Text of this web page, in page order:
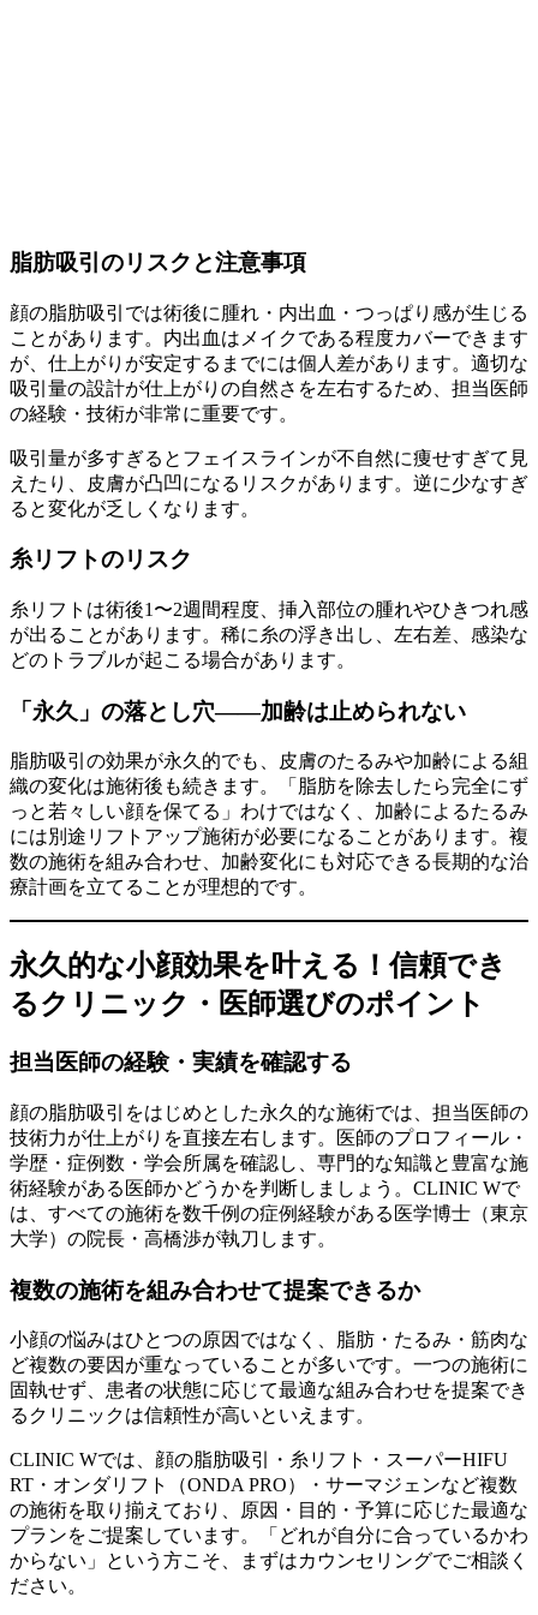
脂肪吸引のリスクと注意事項
顔の脂肪吸引では術後に腫れ・内出血・つっぱり感が生じる
ことがあります。内出血はメイクである程度カバーできます
が、仕上がりが安定するまでには個人差があります。適切な
吸引量の設計が仕上がりの自然さを左右するため、担当医師
の経験・技術が非常に重要です。
吸引量が多すぎるとフェイスラインが不自然に痩せすぎて見
えたり、皮膚が凸凹になるリスクがあります。逆に少なすぎ
ると変化が乏しくなります。
糸リフトのリスク
糸リフトは術後1〜2週間程度、挿入部位の腫れやひきつれ感
が出ることがあります。稀に糸の浮き出し、左右差、感染な
どのトラブルが起こる場合があります。
「永久」の落とし穴——加齢は止められない
脂肪吸引の効果が永久的でも、皮膚のたるみや加齢による組
織の変化は施術後も続きます。「脂肪を除去したら完全にず
っと若々しい顔を保てる」わけではなく、加齢によるたるみ
には別途リフトアップ施術が必要になることがあります。複
数の施術を組み合わせ、加齢変化にも対応できる長期的な治
療計画を立てることが理想的です。
永久的な小顔効果を叶える！信頼でき
るクリニック・医師選びのポイント
担当医師の経験・実績を確認する
顔の脂肪吸引をはじめとした永久的な施術では、担当医師の
技術力が仕上がりを直接左右します。医師のプロフィール・
学歴・症例数・学会所属を確認し、専門的な知識と豊富な施
術経験がある医師かどうかを判断しましょう。CLINIC Wで
は、すべての施術を数千例の症例経験がある医学博士（東京
大学）の院長・高橋渉が執刀します。
複数の施術を組み合わせて提案できるか
小顔の悩みはひとつの原因ではなく、脂肪・たるみ・筋肉な
ど複数の要因が重なっていることが多いです。一つの施術に
固執せず、患者の状態に応じて最適な組み合わせを提案でき
るクリニックは信頼性が高いといえます。
CLINIC Wでは、顔の脂肪吸引・糸リフト・スーパーHIFU
RT・オンダリフト（ONDA PRO）・サーマジェンなど複数
の施術を取り揃えており、原因・目的・予算に応じた最適な
プランをご提案しています。「どれが自分に合っているかわ
からない」という方こそ、まずはカウンセリングでご相談く
ださい。